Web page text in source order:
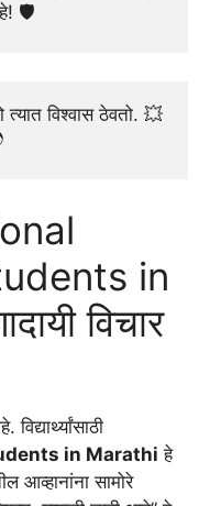
🛡️
विश्वास ठेवतो. 💥
in
विचार
in Marathi हे
आव्हानांना सामोरे